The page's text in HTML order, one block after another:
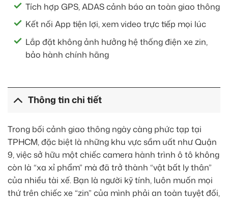
Tích hợp GPS, ADAS cảnh báo an toàn giao thông
Kết nối App tiện lợi, xem video trực tiếp mọi lúc
Lắp đặt không ảnh hưởng hệ thống điện xe zin,
bảo hành chính hãng
Thông tin chi tiết
Trong bối cảnh giao thông ngày càng phức tạp tại
TPHCM, đặc biệt là những khu vực sầm uất như Quận
9, việc sở hữu một chiếc camera hành trình ô tô không
còn là “xa xỉ phẩm” mà đã trở thành “vật bất ly thân”
của nhiều tài xế. Bạn là người kỹ tính, luôn muốn mọi
thứ trên chiếc xe “zin” của mình phải an toàn tuyệt đối,